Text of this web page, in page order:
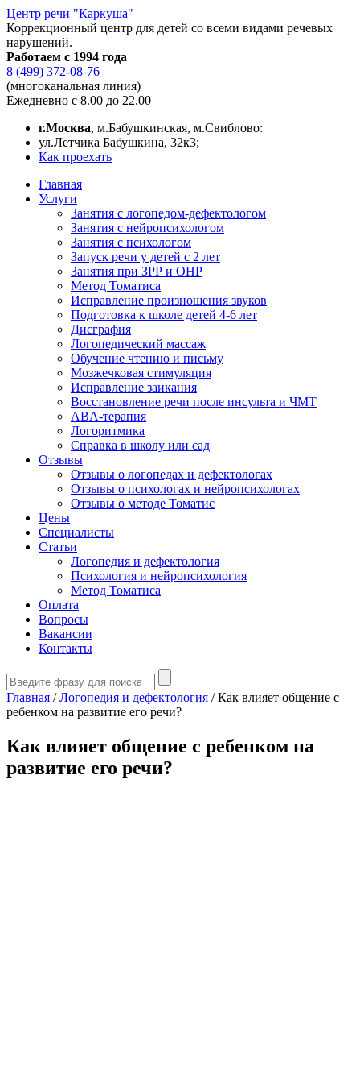
Центр речи "Каркуша"
Коррекционный центр для детей со всеми видами речевых
нарушений.
Работаем с 1994 года
8 (499) 372-08-76
(многоканальная линия)
Ежедневно с 8.00 до 22.00
г.Москва, м.Бабушкинская, м.Свиблово:
ул.Летчика Бабушкина, 32к3;
Как проехать
Главная
Услуги
Занятия с логопедом-дефектологом
Занятия с нейропсихологом
Занятия с психологом
Запуск речи у детей с 2 лет
Занятия при ЗРР и ОНР
Метод Томатиса
Исправление произношения звуков
Подготовка к школе детей 4-6 лет
Дисграфия
Логопедический массаж
Обучение чтению и письму
Мозжечковая стимуляция
Исправление заикания
Восстановление речи после инсульта и ЧМТ
ABA-терапия
Логоритмика
Справка в школу или сад
Отзывы
Отзывы о логопедах и дефектологах
Отзывы о психологах и нейропсихологах
Отзывы о методе Томатис
Цены
Специалисты
Статьи
Логопедия и дефектология
Психология и нейропсихология
Метод Томатиса
Оплата
Вопросы
Вакансии
Контакты
Главная / Логопедия и дефектология / Как влияет общение с
ребенком на развитие его речи?
Как влияет общение с ребенком на
развитие его речи?